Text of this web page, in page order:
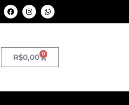
R$0,00 0